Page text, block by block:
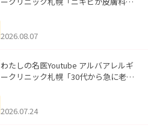
ました。
2026.08.07
わたしの名医Youtube アルバアレルギ
ークリニック札幌「30代から急に老け
た。
2026.07.24